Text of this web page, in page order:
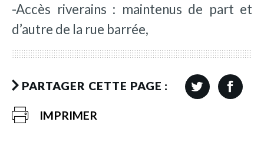
-Accès riverains : maintenus de part et
d’autre de la rue barrée,
PARTAGER CETTE PAGE :
IMPRIMER